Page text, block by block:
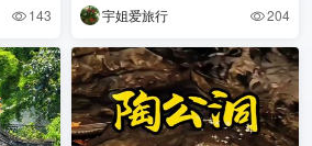
说
 143 宇姐爱旅行 204